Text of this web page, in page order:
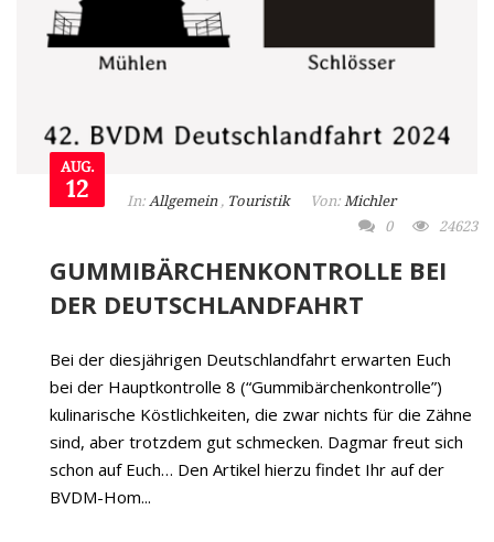
AUG.
12 In: Allgemein, Touristik Von: Michler
0
24623
GUMMIBÄRCHENKONTROLLE BEI
DER DEUTSCHLANDFAHRT
Bei der diesjährigen Deutschlandfahrt erwarten Euch
bei der Hauptkontrolle 8 (“Gummibärchenkontrolle”)
kulinarische Köstlichkeiten, die zwar nichts für die Zähne
sind, aber trotzdem gut schmecken. Dagmar freut sich
schon auf Euch… Den Artikel hierzu findet Ihr auf der
BVDM-Hom...